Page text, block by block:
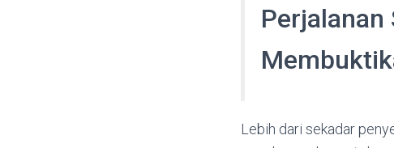
Perjalanan
Lebih dari sekadar